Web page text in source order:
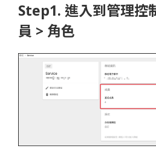
Step1. 進入到管理控
員 > 角色